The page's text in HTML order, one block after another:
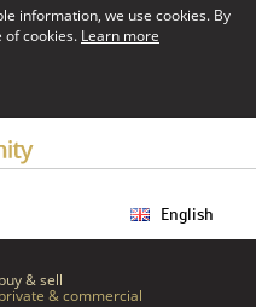
information, we use cookies. By
cookies. Learn more
English
buy & sell
private & commercial